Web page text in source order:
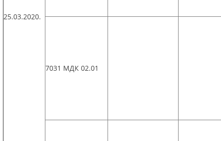
25.03.2020.
7031 МДК 02.01